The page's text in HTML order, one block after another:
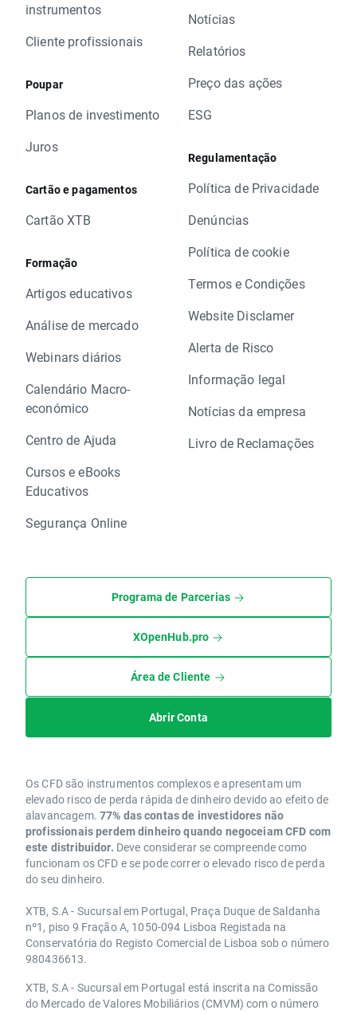
instrumentos
Cliente profissionais
Poupar
Planos de investimento
Juros
Cartão e pagamentos
Cartão XTB
Formação
Artigos educativos
Análise de mercado
Webinars diários
Calendário Macro-
económico
Centro de Ajuda
Cursos e eBooks
Educativos
Segurança Online
Notícias
Relatórios
Preço das ações
ESG
Regulamentação
Política de Privacidade
Denúncias
Política de cookie
Termos e Condições
Website Disclamer
Alerta de Risco
Informação legal
Notícias da empresa
Livro de Reclamações
Programa de Parcerias
XOpenHub.pro
Área de Cliente
Abrir Conta
Os CFD são instrumentos complexos e apresentam um
elevado risco de perda rápida de dinheiro devido ao efeito de
alavancagem. 77% das contas de investidores não
profissionais perdem dinheiro quando negoceiam CFD com
este distribuidor. Deve considerar se compreende como
funcionam os CFD e se pode correr o elevado risco de perda
do seu dinheiro.
XTB, S.A - Sucursal em Portugal, Praça Duque de Saldanha
nº1, piso 9 Fração A, 1050-094 Lisboa Registada na
Conservatória do Registo Comercial de Lisboa sob o número
980436613.
XTB, S.A - Sucursal em Portugal está inscrita na Comissão
do Mercado de Valores Mobiliários (CMVM) com o número